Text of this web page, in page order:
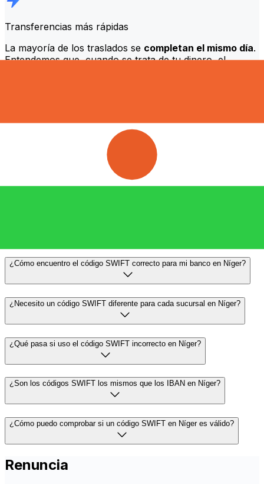
Transferencias más rápidas
La mayoría de los traslados se completan el mismo día.
Entendemos que, cuando se trata de tu dinero, el
¿Qué es un código SWIFT y por qué lo necesito en Níger?
Un código SWIFT —también conocido como BIC
¿Cómo encuentro el código SWIFT correcto para mi banco en Níger?
¿Necesito un código SWIFT diferente para cada sucursal en Níger?
¿Qué pasa si uso el código SWIFT incorrecto en Níger?
¿Son los códigos SWIFT los mismos que los IBAN en Níger?
¿Cómo puedo comprobar si un código SWIFT en Níger es válido?
Renuncia